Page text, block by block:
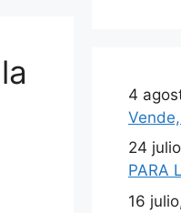
4
24
PARA
16